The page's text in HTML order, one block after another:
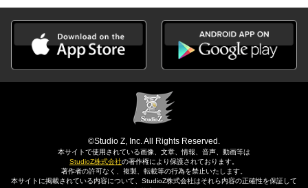
©Studio Z, Inc. All Rights Reserved.
本サイトで使用されている画像、文章、情報、音声、動画等は
StudioZ株式会社の著作権により保護されております。
著作者の許可なく、複製、転載等の行為を禁止いたします。
本サイトに掲載されている内容について、StudioZ株式会社はそれら内容の正確性を保証して